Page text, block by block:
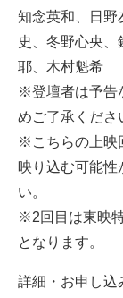
知念英和、日野
史、冬野心央
耶、木村魁希
※登壇者は予告
めご了承くださ
※こちらの上映
映り込む可能性
い。
※2回目は東映
となります。
詳細・お申し込